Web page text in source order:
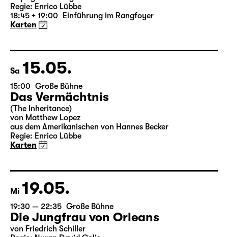
Richard III
von William Shakespeare
Deutsch von Thomas Brasch
18:45 + 19:00 Einführung im Rangfoyer
Karten
Sa 15.05.
15:00 Große Bühne
Das Vermächtnis
(The Inheritance)
Regie: Enrico Lübbe
Karten
Mi 19.05.